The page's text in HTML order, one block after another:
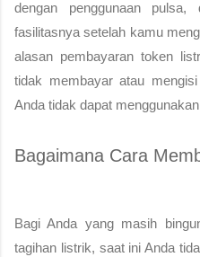
dengan penggunaan
fasilitasnya setelah kamu
alasan pembayaran token
tidak membayar atau
Anda tidak dapat
Bagaimana Cara
Bagi Anda yang masih
tagihan listrik, saat ini Anda